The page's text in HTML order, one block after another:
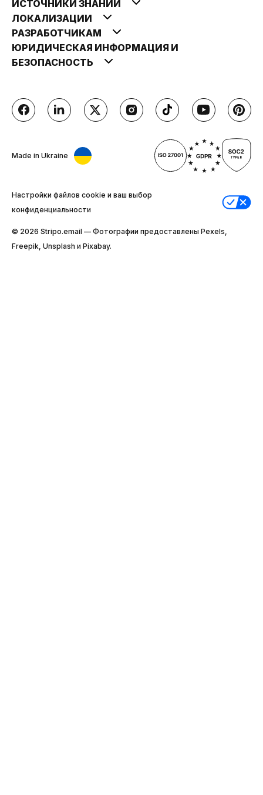
ИСТОЧНИКИ ЗНАНИЙ
ЛОКАЛИЗАЦИИ
РАЗРАБОТЧИКАМ
ЮРИДИЧЕСКАЯ ИНФОРМАЦИЯ И
БЕЗОПАСНОСТЬ
Made in Ukraine
Настройки файлов cookie и ваш выбор
конфиденциальности
© 2026 Stripо.email — Фотографии предоставлены Pexels,
Freepik, Unsplash и Pixabay.